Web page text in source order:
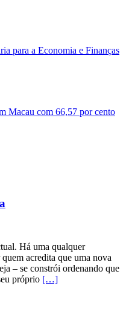
para a Economia e Finanças
Macau com 66,57 por cento
Há uma qualquer
acredita que uma nova
– se constrói ordenando que
próprio […]